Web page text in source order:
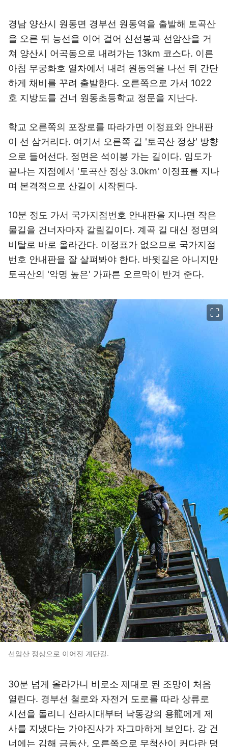
경남 양산시 원동면 경부선 원동역을 출발해 토곡산
을 오른 뒤 능선을 이어 걸어 신선봉과 선암산을 거
쳐 양산시 어곡동으로 내려가는 13km 코스다. 이른
아침 무궁화호 열차에서 내려 원동역을 나선 뒤 간단
하게 채비를 꾸려 출발한다. 오른쪽으로 가서 1022
호 지방도를 건너 원동초등학교 정문을 지난다.
학교 오른쪽의 포장로를 따라가면 이정표와 안내판
이 선 삼거리다. 여기서 오른쪽 길 '토곡산 정상' 방향
으로 들어선다. 정면은 석이봉 가는 길이다. 임도가
끝나는 지점에서 '토곡산 정상 3.0km' 이정표를 지나
며 본격적으로 산길이 시작된다.
10분 정도 가서 국가지점번호 안내판을 지나면 작은
물길을 건너자마자 갈림길이다. 계곡 길 대신 정면의
비탈로 바로 올라간다. 이정표가 없으므로 국가지점
번호 안내판을 잘 살펴봐야 한다. 바윗길은 아니지만
토곡산의 '악명 높은' 가파른 오르막이 반겨 준다.
선암산 정상으로 이어진 계단길.
30분 넘게 올라가니 비로소 제대로 된 조망이 처음
열린다. 경부선 철로와 자전거 도로를 따라 상류로
시선을 돌리니 신라시대부터 낙동강의 용龍에게 제
사를 지냈다는 가야진사가 자그마하게 보인다. 강 건
너에는 김해 금동산, 오른쪽으로 무척산이 커다란 덩